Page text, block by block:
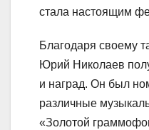
стала настоящим
Благодаря своему
Юрий Николаев
и наград. Он был
различные
«Золотой